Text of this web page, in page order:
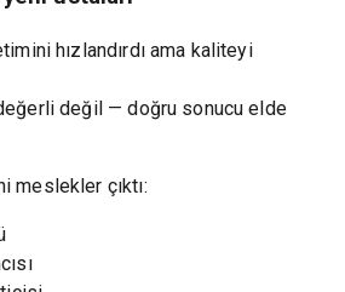
hızlandırdı ama kaliteyi
değil — doğru sonucu elde
meslekler çıktı: